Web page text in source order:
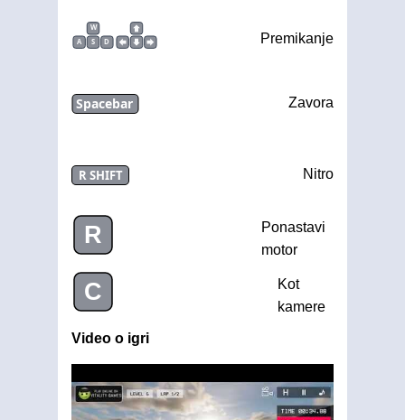
W
A
S D Premikanje
Spacebar Zavora
R SHIFT Nitro
R
Ponastavi
motor
C
Kot
kamere
Video o igri